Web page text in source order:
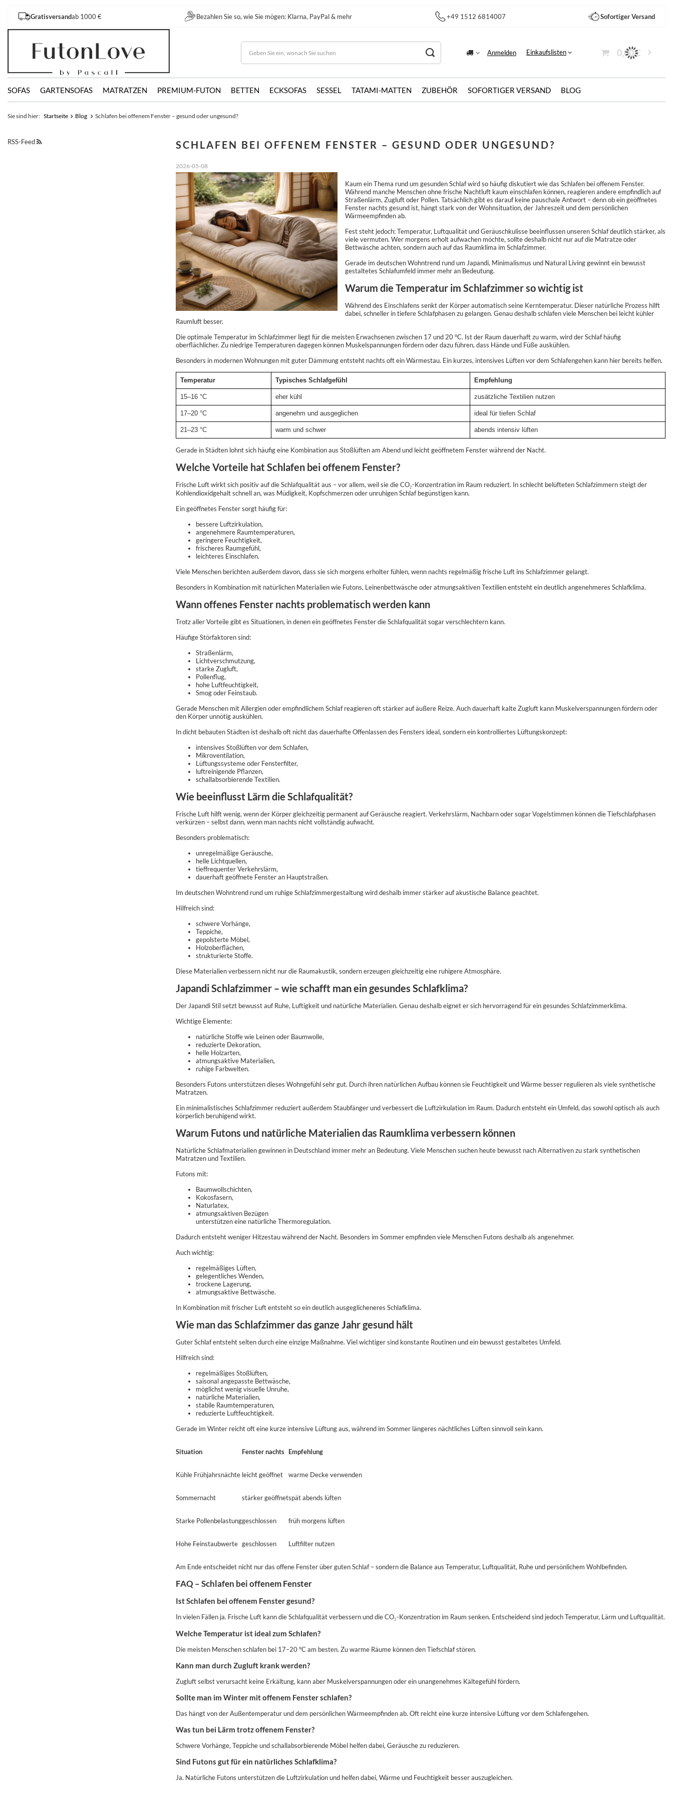
Gratisversandab 1000 € Bezahlen Sie so, wie Sie mögen: Klarna, PayPal & mehr +49 1512 6814007 Sofortiger Versand
Anmelden Einkaufslisten 0,00 €
SOFAS GARTENSOFAS MATRATZEN PREMIUM-FUTON BETTEN ECKSOFAS SESSEL TATAMI-MATTEN ZUBEHÖR SOFORTIGER VERSAND BLOG
Sie sind hier: Startseite Blog Schlafen bei offenem Fenster – gesund oder ungesund?
RSS-Feed SCHLAFEN BEI OFFENEM FENSTER – GESUND ODER UNGESUND?
2026-05-08
Kaum ein Thema rund um gesunden Schlaf wird so häufig diskutiert wie das Schlafen bei offenem Fenster.
Während manche Menschen ohne frische Nachtluft kaum einschlafen können, reagieren andere empfindlich auf
Straßenlärm, Zugluft oder Pollen. Tatsächlich gibt es darauf keine pauschale Antwort – denn ob ein geöffnetes
Fenster nachts gesund ist, hängt stark von der Wohnsituation, der Jahreszeit und dem persönlichen
Wärmeempfinden ab.
Fest steht jedoch: Temperatur, Luftqualität und Geräuschkulisse beeinflussen unseren Schlaf deutlich stärker, als
viele vermuten. Wer morgens erholt aufwachen möchte, sollte deshalb nicht nur auf die Matratze oder
Bettwäsche achten, sondern auch auf das Raumklima im Schlafzimmer.
Gerade im deutschen Wohntrend rund um Japandi, Minimalismus und Natural Living gewinnt ein bewusst
gestaltetes Schlafumfeld immer mehr an Bedeutung.
Warum die Temperatur im Schlafzimmer so wichtig ist
Während des Einschlafens senkt der Körper automatisch seine Kerntemperatur. Dieser natürliche Prozess hilft
dabei, schneller in tiefere Schlafphasen zu gelangen. Genau deshalb schlafen viele Menschen bei leicht kühler
Raumluft besser.
Die optimale Temperatur im Schlafzimmer liegt für die meisten Erwachsenen zwischen 17 und 20 °C. Ist der Raum dauerhaft zu warm, wird der Schlaf häufig
oberflächlicher. Zu niedrige Temperaturen dagegen können Muskelspannungen fördern oder dazu führen, dass Hände und Füße auskühlen.
Besonders in modernen Wohnungen mit guter Dämmung entsteht nachts oft ein Wärmestau. Ein kurzes, intensives Lüften vor dem Schlafengehen kann hier bereits helfen.
Temperatur Typisches Schlafgefühl Empfehlung
15–16 °C eher kühl zusätzliche Textilien nutzen
17–20 °C angenehm und ausgeglichen ideal für tiefen Schlaf
21–23 °C warm und schwer abends intensiv lüften
Gerade in Städten lohnt sich häufig eine Kombination aus Stoßlüften am Abend und leicht geöffnetem Fenster während der Nacht.
Welche Vorteile hat Schlafen bei offenem Fenster?
Frische Luft wirkt sich positiv auf die Schlafqualität aus – vor allem, weil sie die CO₂-Konzentration im Raum reduziert. In schlecht belüfteten Schlafzimmern steigt der
Kohlendioxidgehalt schnell an, was Müdigkeit, Kopfschmerzen oder unruhigen Schlaf begünstigen kann.
Ein geöffnetes Fenster sorgt häufig für:
bessere Luftzirkulation,
angenehmere Raumtemperaturen,
geringere Feuchtigkeit,
frischeres Raumgefühl,
leichteres Einschlafen.
Viele Menschen berichten außerdem davon, dass sie sich morgens erholter fühlen, wenn nachts regelmäßig frische Luft ins Schlafzimmer gelangt.
Besonders in Kombination mit natürlichen Materialien wie Futons, Leinenbettwäsche oder atmungsaktiven Textilien entsteht ein deutlich angenehmeres Schlafklima.
Wann offenes Fenster nachts problematisch werden kann
Trotz aller Vorteile gibt es Situationen, in denen ein geöffnetes Fenster die Schlafqualität sogar verschlechtern kann.
Häufige Störfaktoren sind:
Straßenlärm,
Lichtverschmutzung,
starke Zugluft,
Pollenflug,
hohe Luftfeuchtigkeit,
Smog oder Feinstaub.
Gerade Menschen mit Allergien oder empfindlichem Schlaf reagieren oft stärker auf äußere Reize. Auch dauerhaft kalte Zugluft kann Muskelverspannungen fördern oder
den Körper unnötig auskühlen.
In dicht bebauten Städten ist deshalb oft nicht das dauerhafte Offenlassen des Fensters ideal, sondern ein kontrolliertes Lüftungskonzept:
intensives Stoßlüften vor dem Schlafen,
Mikroventilation,
Lüftungssysteme oder Fensterfilter,
luftreinigende Pflanzen,
schallabsorbierende Textilien.
Wie beeinflusst Lärm die Schlafqualität?
Frische Luft hilft wenig, wenn der Körper gleichzeitig permanent auf Geräusche reagiert. Verkehrslärm, Nachbarn oder sogar Vogelstimmen können die Tiefschlafphasen
verkürzen – selbst dann, wenn man nachts nicht vollständig aufwacht.
Besonders problematisch:
unregelmäßige Geräusche,
helle Lichtquellen,
tieffrequenter Verkehrslärm,
dauerhaft geöffnete Fenster an Hauptstraßen.
Im deutschen Wohntrend rund um ruhige Schlafzimmergestaltung wird deshalb immer stärker auf akustische Balance geachtet.
Hilfreich sind:
schwere Vorhänge,
Teppiche,
gepolsterte Möbel,
Holzoberflächen,
strukturierte Stoffe.
Diese Materialien verbessern nicht nur die Raumakustik, sondern erzeugen gleichzeitig eine ruhigere Atmosphäre.
Japandi Schlafzimmer – wie schafft man ein gesundes Schlafklima?
Der Japandi Stil setzt bewusst auf Ruhe, Luftigkeit und natürliche Materialien. Genau deshalb eignet er sich hervorragend für ein gesundes Schlafzimmerklima.
Wichtige Elemente:
natürliche Stoffe wie Leinen oder Baumwolle,
reduzierte Dekoration,
helle Holzarten,
atmungsaktive Materialien,
ruhige Farbwelten.
Besonders Futons unterstützen dieses Wohngefühl sehr gut. Durch ihren natürlichen Aufbau können sie Feuchtigkeit und Wärme besser regulieren als viele synthetische
Matratzen.
Ein minimalistisches Schlafzimmer reduziert außerdem Staubfänger und verbessert die Luftzirkulation im Raum. Dadurch entsteht ein Umfeld, das sowohl optisch als auch
körperlich beruhigend wirkt.
Warum Futons und natürliche Materialien das Raumklima verbessern können
Natürliche Schlafmaterialien gewinnen in Deutschland immer mehr an Bedeutung. Viele Menschen suchen heute bewusst nach Alternativen zu stark synthetischen
Matratzen und Textilien.
Futons mit:
Baumwollschichten,
Kokosfasern,
Naturlatex,
atmungsaktiven Bezügen
unterstützen eine natürliche Thermoregulation.
Dadurch entsteht weniger Hitzestau während der Nacht. Besonders im Sommer empfinden viele Menschen Futons deshalb als angenehmer.
Auch wichtig:
regelmäßiges Lüften,
gelegentliches Wenden,
trockene Lagerung,
atmungsaktive Bettwäsche.
In Kombination mit frischer Luft entsteht so ein deutlich ausgeglicheneres Schlafklima.
Wie man das Schlafzimmer das ganze Jahr gesund hält
Guter Schlaf entsteht selten durch eine einzige Maßnahme. Viel wichtiger sind konstante Routinen und ein bewusst gestaltetes Umfeld.
Hilfreich sind:
regelmäßiges Stoßlüften,
saisonal angepasste Bettwäsche,
möglichst wenig visuelle Unruhe,
natürliche Materialien,
stabile Raumtemperaturen,
reduzierte Luftfeuchtigkeit.
Gerade im Winter reicht oft eine kurze intensive Lüftung aus, während im Sommer längeres nächtliches Lüften sinnvoll sein kann.
Situation Fenster nachts Empfehlung
Kühle Frühjahrsnächte leicht geöffnet warme Decke verwenden
Sommernacht stärker geöffnetspät abends lüften
Starke Pollenbelastunggeschlossen früh morgens lüften
Hohe Feinstaubwerte geschlossen Luftfilter nutzen
Am Ende entscheidet nicht nur das offene Fenster über guten Schlaf – sondern die Balance aus Temperatur, Luftqualität, Ruhe und persönlichem Wohlbefinden.
FAQ – Schlafen bei offenem Fenster
Ist Schlafen bei offenem Fenster gesund?
In vielen Fällen ja. Frische Luft kann die Schlafqualität verbessern und die CO₂-Konzentration im Raum senken. Entscheidend sind jedoch Temperatur, Lärm und Luftqualität.
Welche Temperatur ist ideal zum Schlafen?
Die meisten Menschen schlafen bei 17–20 °C am besten. Zu warme Räume können den Tiefschlaf stören.
Kann man durch Zugluft krank werden?
Zugluft selbst verursacht keine Erkältung, kann aber Muskelverspannungen oder ein unangenehmes Kältegefühl fördern.
Sollte man im Winter mit offenem Fenster schlafen?
Das hängt von der Außentemperatur und dem persönlichen Wärmeempfinden ab. Oft reicht eine kurze intensive Lüftung vor dem Schlafengehen.
Was tun bei Lärm trotz offenem Fenster?
Schwere Vorhänge, Teppiche und schallabsorbierende Möbel helfen dabei, Geräusche zu reduzieren.
Sind Futons gut für ein natürliches Schlafklima?
Ja. Natürliche Futons unterstützen die Luftzirkulation und helfen dabei, Wärme und Feuchtigkeit besser auszugleichen.